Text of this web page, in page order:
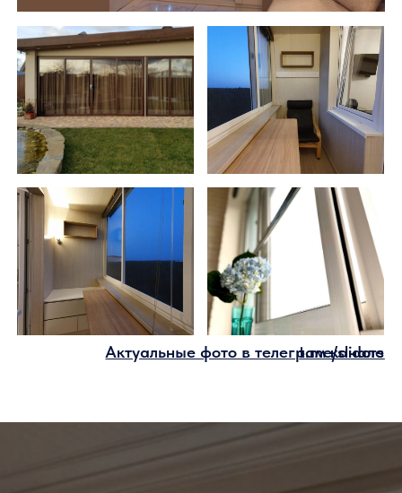
Покупатели из Москвы и МО
могут забронировать скидку 10%
Параметры скидки для
покупателей из других регионов
будут предоставлены по вашей
заявке
Готовое остекление
раздвижными системами
Слайдорс от 4000 рублей за м2
Как я могу забронировать
Бесплатный расчет
Без переплат — остекление от
производителя
Гарантия — 3 года